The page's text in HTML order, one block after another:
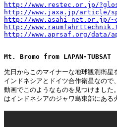
http://www.restec.or.jp/
http://www.jaxa.jp/article/
http://www.asahi-net.or.jp/
http://
http://www.aprsaf.org/data/
Mt. Bromo from LAPAN-TUBSAT
先日からこのマイナーな地球観測衛星
インドネシアとドイツ合作衛星なので
動画でこのようなものを見つけまし
はインドネシアのジャワ島東部にある